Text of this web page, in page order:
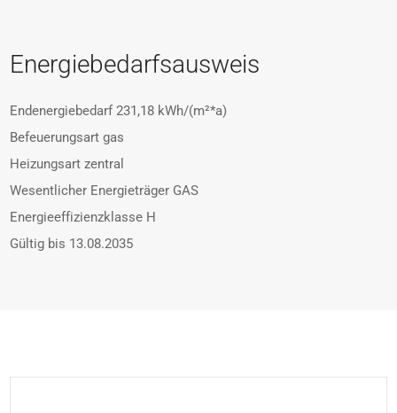
Energiebedarfsausweis
Endenergiebedarf231,18 kWh/(m²*a)
Befeuerungsart gas
Heizungsart zentral
Wesentlicher Energieträger GAS
Energieeffizienzklasse H
Gültig bis 13.08.2035